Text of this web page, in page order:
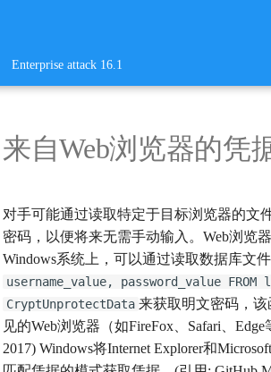
Enterprise attack 16.1
来自Web浏览器的凭
对手可能通过读取特定于目标浏览器的文
密码，以便将来无需手动输入。Web浏览
Windows系统上，可以通过读取数据库文件
username_value, password_value FROM
CryptUnprotectData 来获取明文密码，该
见的Web浏览器（如FireFox、Safari、
2017) Windows将Internet Explorer和